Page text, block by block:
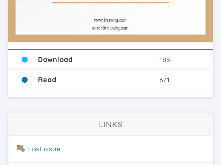
Download 185
Read 671
LINKS
Last issue